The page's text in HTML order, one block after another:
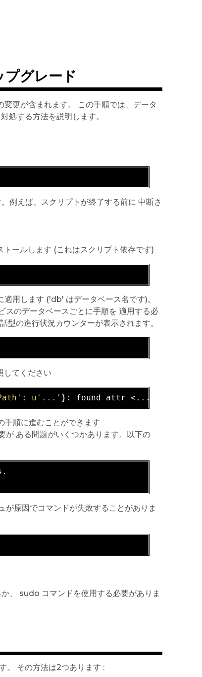
グレード
更が含まれます。 この手順では、データ
処する方法を説明します。
例えば、スクリプトが終了する前に 中断さ
ールします (これはスクリプト依存です)
適用します ('db' はデータベース名です)。
スのデータベースごとに手順を 適用する必
の進行状況カウンターが表示されます。
してください
: u'...'
手順に進むことができます
が ある問題がいくつかあります。以下の
原因でコマンドが失敗することがありま
、 sudo コマンドを使用する必要がありま
。 その方法は2つあります :